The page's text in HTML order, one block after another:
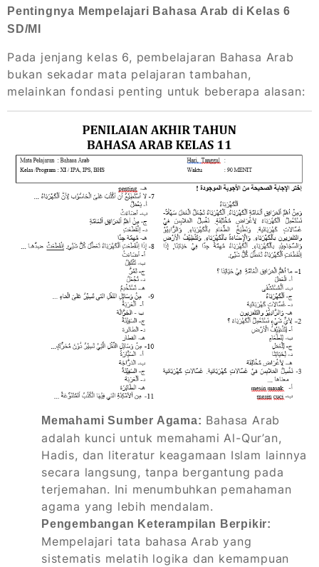
Pentingnya Mempelajari Bahasa Arab di Kelas 6
SD/MI
Pada jenjang kelas 6, pembelajaran Bahasa Arab
bukan sekadar mata pelajaran tambahan,
melainkan fondasi penting untuk beberapa alasan:
Memahami Sumber Agama: Bahasa Arab
adalah kunci untuk memahami Al-Qur’an,
Hadis, dan literatur keagamaan Islam lainnya
secara langsung, tanpa bergantung pada
terjemahan. Ini menumbuhkan pemahaman
agama yang lebih mendalam.
Pengembangan Keterampilan Berpikir:
Mempelajari tata bahasa Arab yang
sistematis melatih logika dan kemampuan